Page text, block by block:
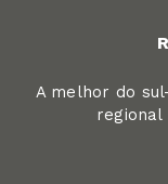
A melhor do
regional